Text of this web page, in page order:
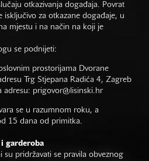
otkazivanja događaja. Povrat
isključivo za otkazane događaje, u
mjestu i na način na koji je
se podnijeti:
prostorijama Dvorane
Trg Stjepana Radića 4, Zagreb
adresu: prigovor@lisinski.hr
se u razumnom roku, a
15 dana od primitka.
i garderoba
su pridržavati se pravila obveznog